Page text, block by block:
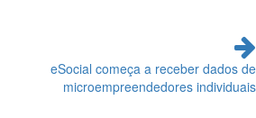
eSocial começa a receber dados de
microempreendedores individuais